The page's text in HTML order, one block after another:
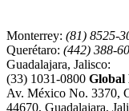
Monterrey: (81) 8525-
Querétaro: (442) 388-
Guadalajara, Jalisco:
(33) 1031-0800 Global
Av. México No. 3370,
44670, Guadalajara,